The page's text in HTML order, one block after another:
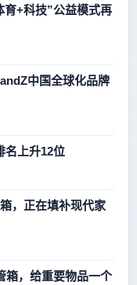
育+科技”公益模式再
中国全球化品牌
名上升12位
，正在填补现代家
箱，给重要物品一个